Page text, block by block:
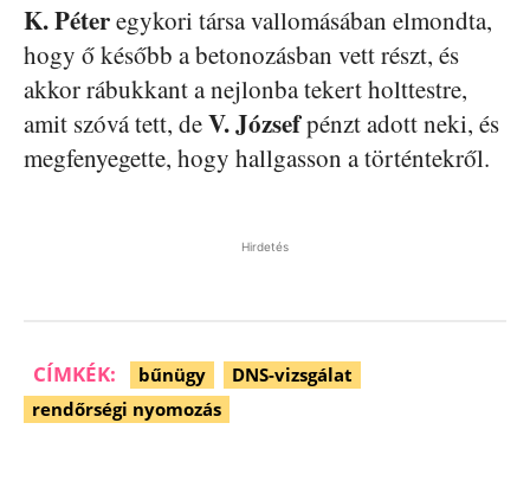
K. Péteregykori társa vallomásában elmondta,
hogy ő később a betonozásban vett részt, és
akkor rábukkant a nejlonba tekert holttestre,
amit szóvá tett, deV. Józsefpénzt adott neki, és
megfenyegette, hogy hallgasson a történtekről.
Hirdetés
CÍMKÉK: bűnügy
DNS-vizsgálat
rendőrségi nyomozás